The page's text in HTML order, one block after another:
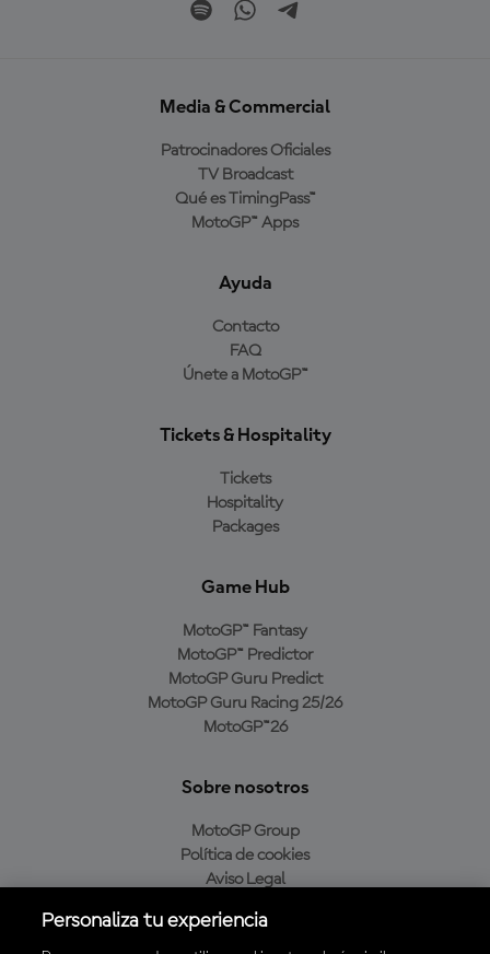
Media & Commercial
Patrocinadores Oficiales
TV Broadcast
Qué es TimingPass™
MotoGP™ Apps
Ayuda
Contacto
FAQ
Únete a MotoGP™
Tickets & Hospitality
Tickets
Hospitality
Packages
Game Hub
MotoGP™ Fantasy
MotoGP™ Predictor
MotoGP Guru Predict
MotoGP Guru Racing 25/26
MotoGP™26
Sobre nosotros
MotoGP Group
Política de cookies
Aviso Legal
Política de compra
Personaliza tu experiencia